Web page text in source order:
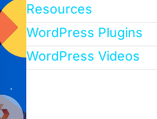
Resources
WordPress Plugins
WordPress Videos